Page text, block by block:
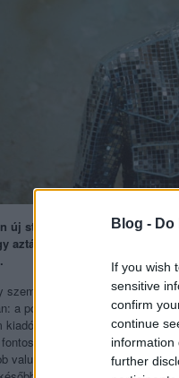
Blog -
If you wish
sensitive
confirm
continue
information
further
új stúdióalbumán a
aztán fordítson egyet az
szemmel láthatóan ideges,
a popkarrierje küszöbén
kiadójával adódhatott volna.
része az identitásának.
valutája, amiből valódiságot,